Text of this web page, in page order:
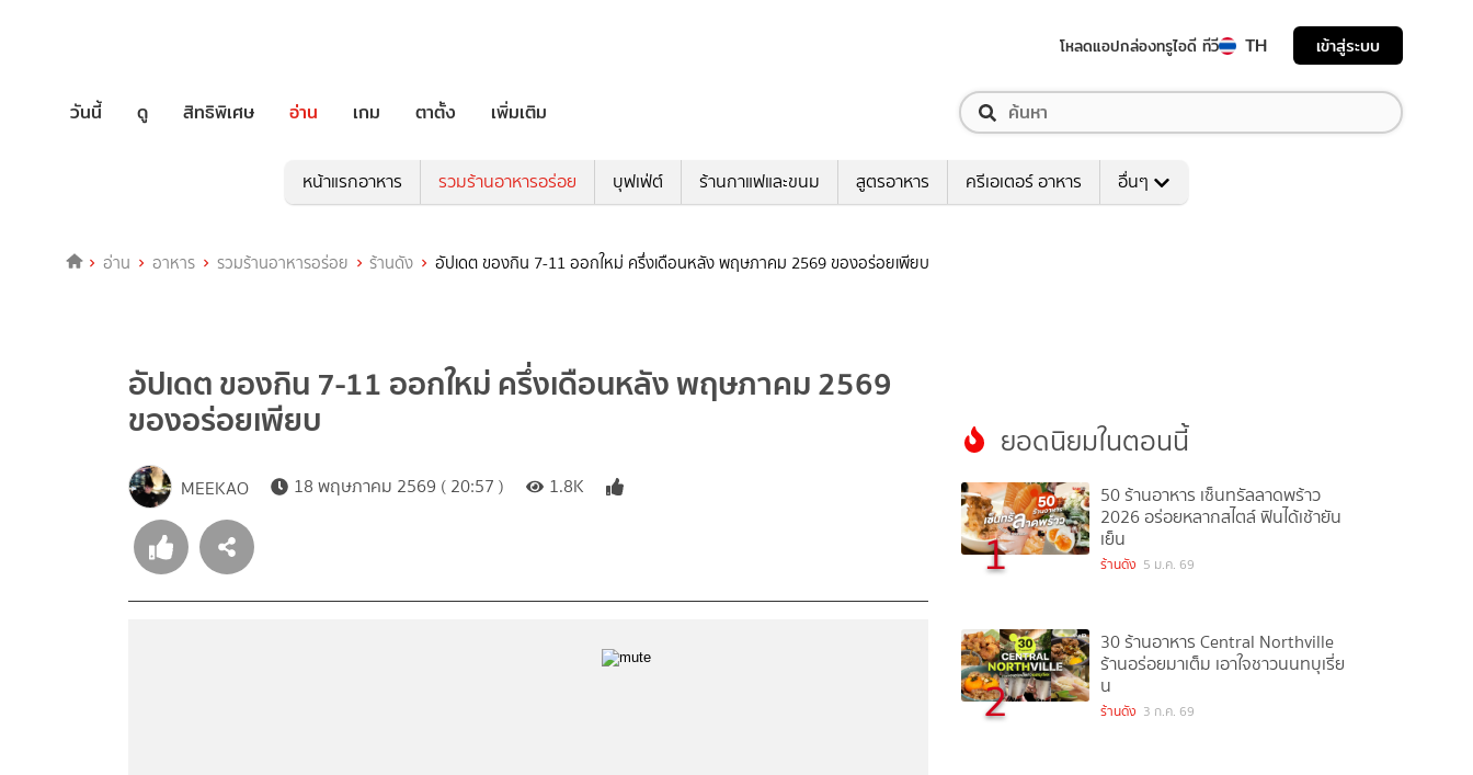
โหลดแอปกล่องทรูไอดี ทีวี TH เข้าสู่ระบบ
วันนี้ ดู สิทธิพิเศษ อ่าน เกม ตาตั้ง เพิ่มเติม
หน้าแรกอาหาร รวมร้านอาหารอร่อย บุฟเฟ่ต์ ร้านกาแฟและขนม สูตรอาหาร ครีเอเตอร์ อาหาร อื่นๆ
อ่าน อาหาร รวมร้านอาหารอร่อย ร้านดัง อัปเดต ของกิน 7-11 ออกใหม่ ครึ่งเดือนหลัง พฤษภาคม 2569 ของอร่อยเพียบ
อัปเดต ของกิน 7-11 ออกใหม่ ครึ่งเดือนหลัง พฤษภาคม 2569
ของอร่อยเพียบ
MEEKAO 18 พฤษภาคม 2569 ( 20:57 ) 1.8K
ยอดนิยมในตอนนี้
1
50 ร้านอาหาร เซ็นทรัลลาดพร้าว
2026 อร่อยหลากสไตล์ ฟินได้เช้ายัน
เย็น
ร้านดัง 5 ม.ค. 69
2
30 ร้านอาหาร Central Northville
ร้านอร่อยมาเต็ม เอาใจชาวนนทบุเรี่ย
น
ร้านดัง 3 ก.ค. 69